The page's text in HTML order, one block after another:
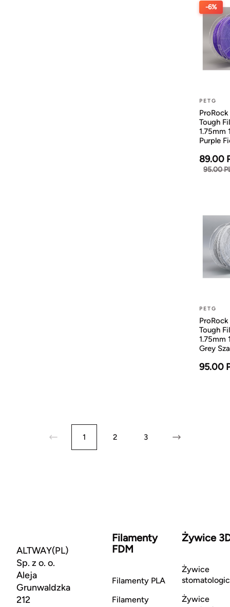
-6%
PETG
ProRock
Tough
1.75mm
Purple
89.00
95.00
PETG
ProRock
Tough
1.75mm
Grey
95.00
1 2 3
ALTWAY(PL)
Sp. z o. o.
Aleja
Grunwaldzka
212
Filamenty
FDM
Filamenty PLA
Filamenty
Żywice
Żywice
Żywice